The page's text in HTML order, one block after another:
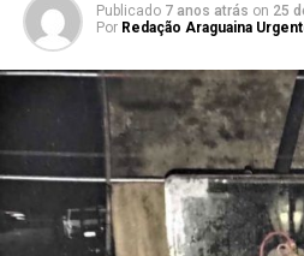
Publicado 7 anos atrás on 25
Por Redação Araguaina